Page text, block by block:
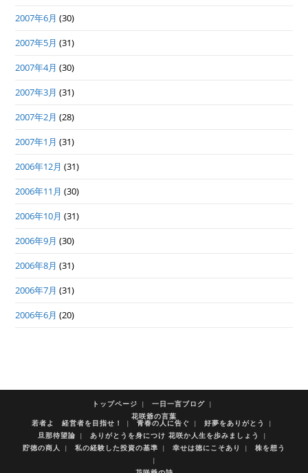
2007年6月 (30)
2007年5月 (31)
2007年4月 (30)
2007年3月 (31)
2007年2月 (28)
2007年1月 (31)
2006年12月 (31)
2006年11月 (30)
2006年10月 (31)
2006年9月 (30)
2006年8月 (31)
2006年7月 (31)
2006年6月 (20)
トップページ
一日一言ブログ
花咲爺の言葉
若者よ 経営者を目指せ！ 青春の人に告ぐ
好夢をありがとう
旦那待望論
ありがとうを身につけ 花咲か人生を歩みましょう
貯徳の商人
私の経験した投資の基準 幸せは徳にこそあり 株を想う